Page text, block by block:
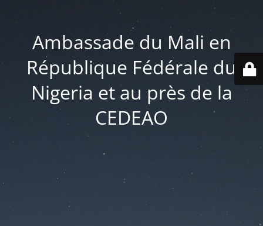
Ambassade du Mali en
République Fédérale du
Nigeria et au près de la
CEDEAO